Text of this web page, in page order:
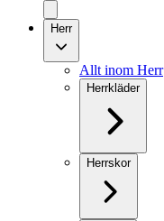
Herr
Allt inom Herr
Herrkläder
Herrskor